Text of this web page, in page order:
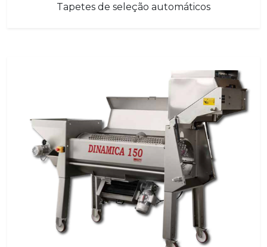
Tapetes de seleção automáticos